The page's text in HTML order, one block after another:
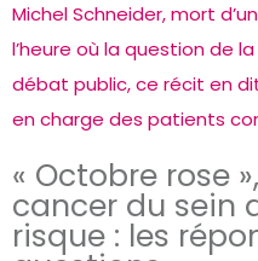
Michel Schneider, mort
l’heure où la question de
débat public, ce récit en
en charge des patients
« Octobre rose
cancer du sein
risque : les